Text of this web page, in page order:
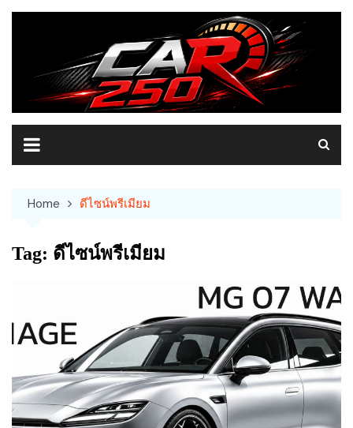
Skip
Home ดีไซน์พรีเมียม
Tag: ดีไซน์พรีเมียม